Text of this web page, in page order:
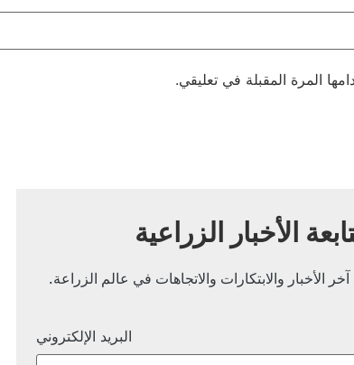
المرة المقبلة في تعليقي.
الأخبار الزراعية
الأخبار والابتكارات والاتجاهات في عالم الزراعة.
البريد الإلكتروني